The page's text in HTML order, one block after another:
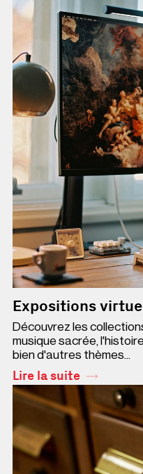
Expositions
Découvrez les
musique sacrée,
bien d'autres thèmes...